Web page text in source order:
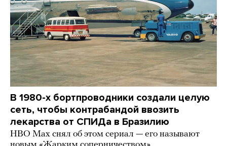
В 1980-х бортпроводники создали целую
сеть, чтобы контрабандой ввозить
лекарства от СПИДа в Бразилию
HBO Max снял об этом сериал — его называют